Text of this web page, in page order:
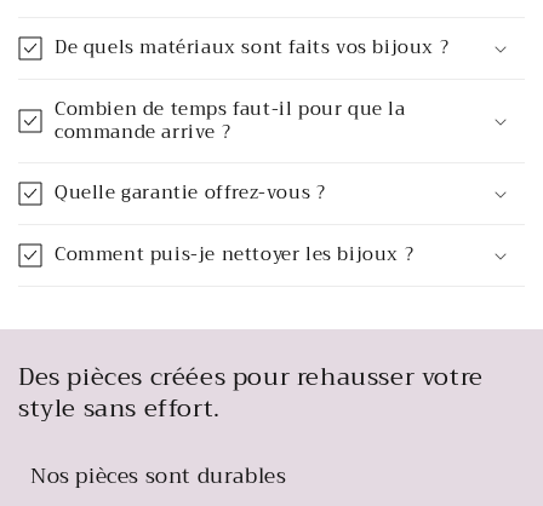
De quels matériaux sont faits vos bijoux ?
Combien de temps faut-il pour que la
commande arrive ?
Quelle garantie offrez-vous ?
Comment puis-je nettoyer les bijoux ?
Des pièces créées pour rehausser votre
style sans effort.
Nos pièces sont durables